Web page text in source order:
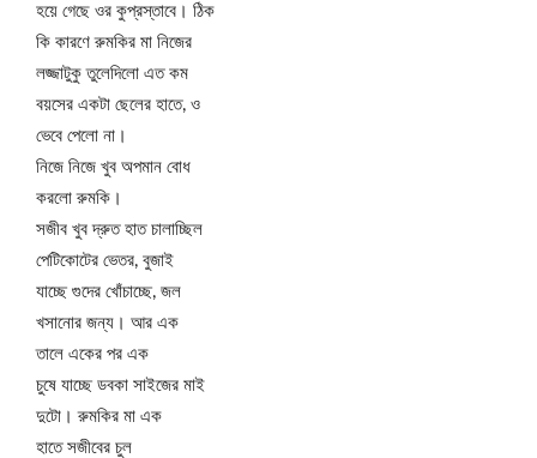
হয়ে গেছে ওর কুপ্রস্তাবে। ঠিক
কি কারণে রুমকির মা নিজের
লজ্জাটুকু তুলেদিলো এত কম
বয়সের একটা ছেলের হাতে, ও
ভেবে পেলো না।
নিজে নিজে খুব অপমান বোধ
করলো রুমকি।
সজীব খুব দ্রুত হাত চালাচ্ছিল
পেটিকোটের ভেতর, বুজাই
যাচ্ছে গুদের খোঁচাচ্ছে, জল
খসানোর জন্য। আর এক
তালে একের পর এক
চুষে যাচ্ছে ডবকা সাইজের মাই
দুটো। রুমকির মা এক
হাতে সজীবের চুল